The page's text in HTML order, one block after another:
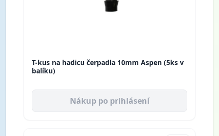
T-kus na hadicu čerpadla 10mm Aspen (5ks v
balíku)
Nákup po prihlásení